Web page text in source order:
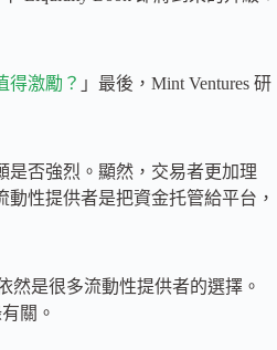
得激勵？ 」最後，Mint Ventures 研
是否強烈。顯然，交易者更加理
性提供者是把資金托管給平台，
然是很多流動性提供者的選擇。
關。